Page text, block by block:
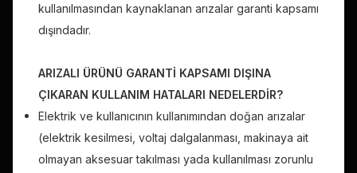
kullanılmasından kaynaklanan arızalar garanti kapsamı
dışındadır.
ARIZALI ÜRÜNÜ GARANTİ KAPSAMI DIŞINA
ÇIKARAN KULLANIM HATALARI NEDELERDİR?
Elektrik ve kullanıcının kullanımından doğan arızalar
(elektrik kesilmesi, voltaj dalgalanması, makinaya ait
olmayan aksesuar takılması yada kullanılması zorunlu